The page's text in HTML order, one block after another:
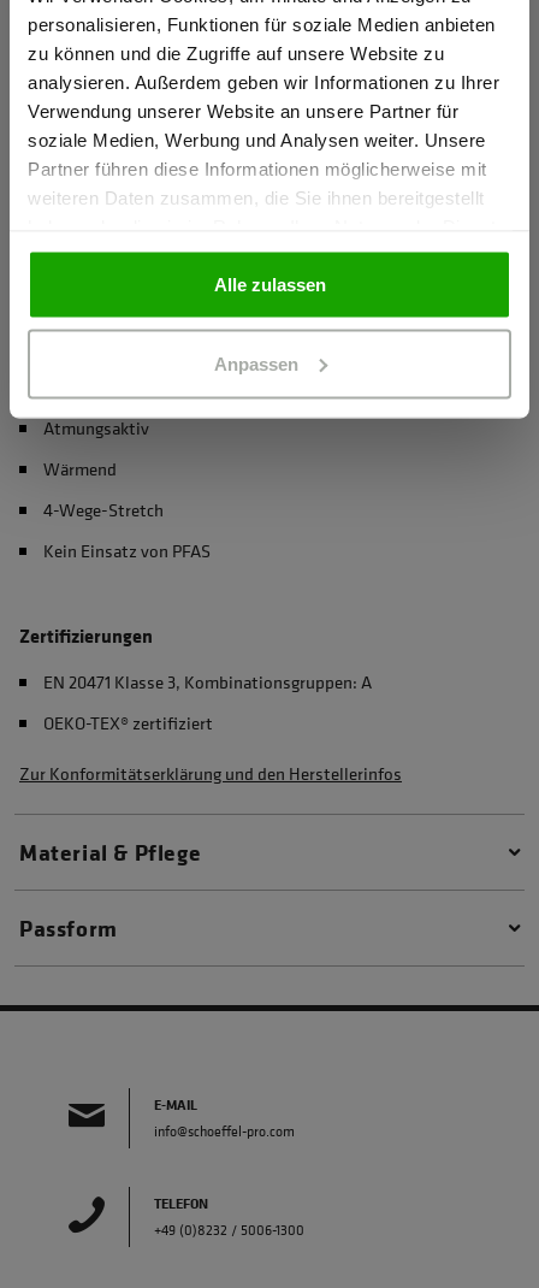
personalisieren, Funktionen für soziale Medien anbieten
zu können und die Zugriffe auf unsere Website zu
analysieren. Außerdem geben wir Informationen zu Ihrer
Verwendung unserer Website an unsere Partner für
soziale Medien, Werbung und Analysen weiter. Unsere
Partner führen diese Informationen möglicherweise mit
weiteren Daten zusammen, die Sie ihnen bereitgestellt
gesammelt haben.
Alle zulassen
Anpassen
Namenslabel verhindert Verwechslungen
Herstellerangaben
Schöffel PRO GmbH, Albert-Einstein-Strasse 1, 86830
info@schoeffel-pro.com
Atmungsaktiv
Wärmend
4-Wege-Stretch
Kein Einsatz von PFAS
Zertifizierungen
EN 20471 Klasse 3, Kombinationsgruppen: A
OEKO-TEX® zertifiziert
Zur Konformitätserklärung und den Herstellerinfos
Material & Pflege
Passform
E-MAIL
info@schoeffel-pro.com
TELEFON
+49 (0)8232 / 5006-1300
Ich bestätige, dass ich Gewerbetreibender bin. Alle
Preise werden netto ausgewiesen.